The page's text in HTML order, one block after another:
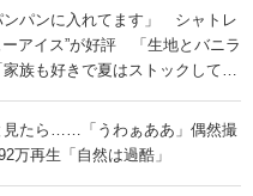
ンパンに入れてます」 シャトレ
ーアイス”が好評 「生地とバニラ
族も好きで夏はストックして
見たら……「うわぁああ」偶然撮
万再生「自然は過酷」